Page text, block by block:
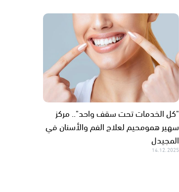
"كل الخدمات تحت سقف واحد".. مركز
سهير همومحيم لعلاج الفم والأسنان في
المجيدل
14.12.2025